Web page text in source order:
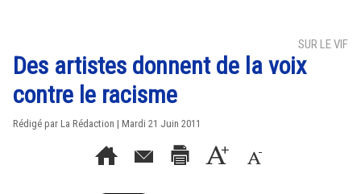
SUR LE VIF
Des artistes donnent de la voix
contre le racisme
Rédigé par La Rédaction | Mardi 21 Juin 2011